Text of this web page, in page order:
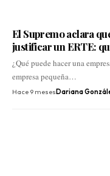
El Supremo aclara
justificar un ERTE:
¿Qué puede hacer una
empresa pequeña…
Hace 9 mesesDariana